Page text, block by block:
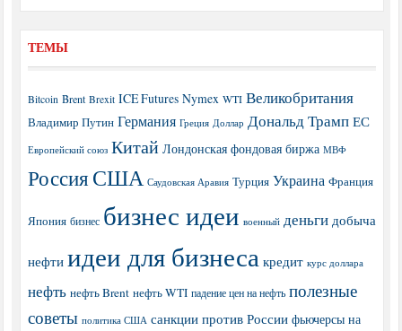
ТЕМЫ
Bitcoin Brent Brexit ICE Futures Nymex WTI Великобритания
Владимир Путин Германия Греция Доллар Дональд Трамп ЕС
Европейский союз Китай Лондонская фондовая биржа МВФ
РоссияСША Саудовская Аравия Турция Украина Франция
Япония бизнес бизнес идеи военный деньги добыча
нефти идеи для бизнеса кредит курс доллара
нефть нефть Brent нефть WTI падение цен на нефть полезные
советы политика США санкции против России фьючерсы на